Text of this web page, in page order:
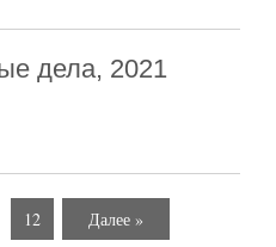
дела, 2021
12 Далее »